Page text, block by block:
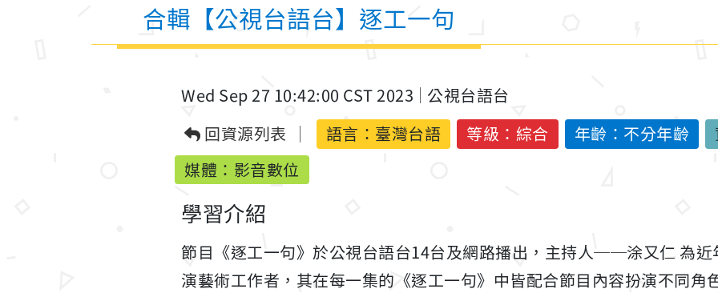
合輯【公視台語台】逐工一句
Wed Sep 27 10:42:00 CST 2023
公視台語台
回資源列表
語言： 臺灣台語 等級：綜合 年齡：不分年齡
媒體：影音數位
學習介紹
節目《逐工一句》於公視台語台14台及網路播出，主持人──涂又仁 為近
演藝術工作者，其在每一集的《逐工一句》中皆配合節目內容扮演不同角